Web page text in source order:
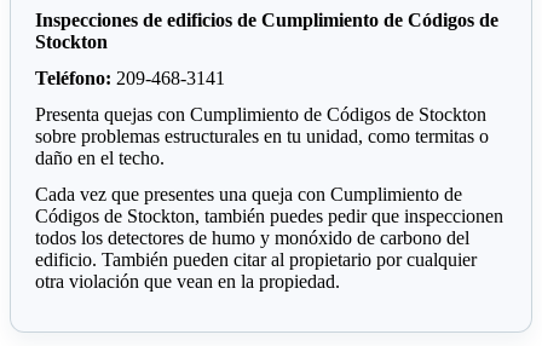
Inspecciones de edificios de Cumplimiento de Códigos de
Stockton
Teléfono: 209-468-3141
Presenta quejas con Cumplimiento de Códigos de Stockton
sobre problemas estructurales en tu unidad, como termitas o
daño en el techo.
Cada vez que presentes una queja con Cumplimiento de
Códigos de Stockton, también puedes pedir que inspeccionen
todos los detectores de humo y monóxido de carbono del
edificio. También pueden citar al propietario por cualquier
otra violación que vean en la propiedad.